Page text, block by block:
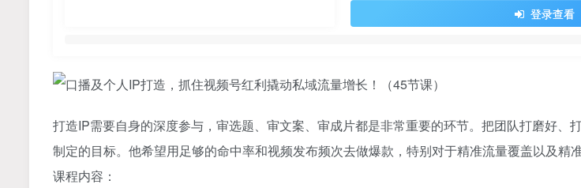
登录查看
打造IP需要自身的深度参与，审选题、审文案、审成片都是非常重要的环节。把团队打磨好、
制定的目标。他希望用足够的命中率和视频发布频次去做爆款，特别对于精准流量覆盖以及精
课程内容：